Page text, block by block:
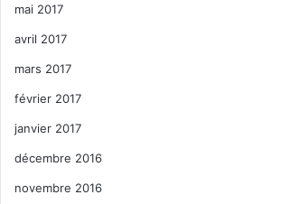
mai 2017
avril 2017
mars 2017
février 2017
janvier 2017
décembre 2016
novembre 2016